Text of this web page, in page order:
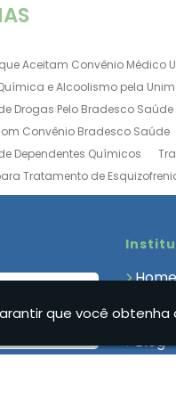
Aceitam Convênio Médico
e Alcoolismo pela
Drogas Pelo Bradesco Saúde
Convênio Bradesco Saúde
Dependentes Químicos
Tratamento de
Química e Alcoolismo
Clínica de
Drogados
Clínica de
Clinica
Químicos Feminina
Clinica
Blog
que você obtenha